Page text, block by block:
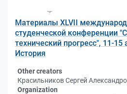
Материалы XLVII
студенческой конференции
технический прогресс", 11-15
История
Other creators
Красильников Сергей
Organization